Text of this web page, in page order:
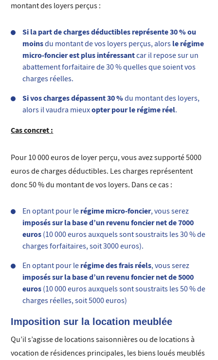
montant des loyers perçus :
Si la part de charges déductibles représente 30 % ou
moinsdu montant de vos loyers perçus, alors le régime
micro-foncier est plus intéressantcar il repose sur un
abattement forfaitaire de 30 % quelles que soient vos
charges réelles.
Si vos charges dépassent 30 %du montant des loyers,
alors il vaudra mieuxopter pour le régime réel.
Cas concret :
Pour 10 000 euros de loyer perçu, vous avez supporté 5000
euros de charges déductibles. Les charges représentent
donc 50 % du montant de vos loyers. Dans ce cas :
En optant pour le régime micro-foncier, vous serez
imposés sur la base d’un revenu foncier net de 7000
euros (10 000 euros auxquels sont soustraits les 30 % de
charges forfaitaires, soit 3000 euros).
En optant pour le régime des frais réels, vous serez
imposés sur la base d’un revenu foncier net de 5000
euros (10 000 euros auxquels sont soustraits les 50 % de
charges réelles, soit 5000 euros)
Imposition sur la location meublée
Qu’il s’agisse de locations saisonnières ou de locations à
vocation de résidences principales, les biens loués meublés